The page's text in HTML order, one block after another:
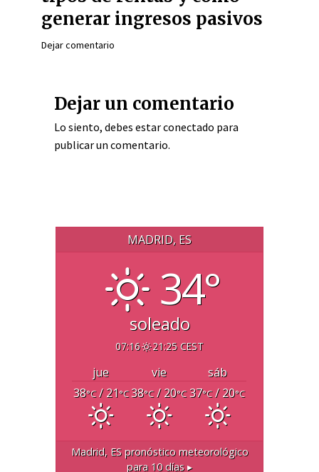
generar ingresos pasivos
Dejar comentario
Dejar un comentario
Lo siento, debes estarconectado para
publicar un comentario.
MADRID, ES
34°
soleado
07:16 21:25 CEST
jue vie
sáb
38°C/ 21°C38°C/ 20°C 37°C/ 20°C
Madrid, ESpronóstico meteorológico
para 10 días ▸